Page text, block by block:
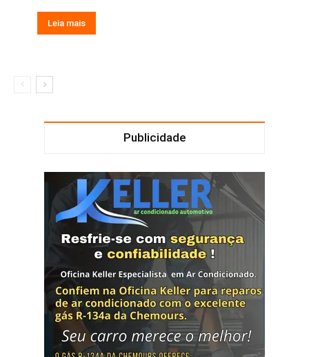
Leia mais
Publicidade